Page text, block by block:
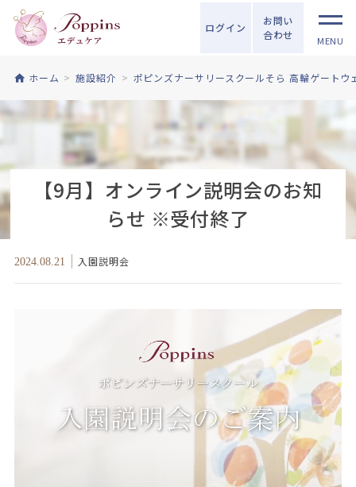
ログイン
お問い
合わせ
MENU
ホーム 施設紹介 ポピンズナーサリースクールそら 高輪ゲートウ
【9月】オンライン説明会のお知
らせ ※受付終了
2024.08.21 入園説明会